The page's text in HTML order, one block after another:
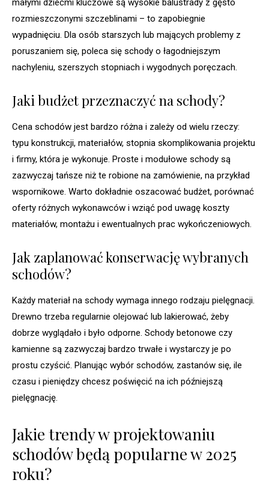
małymi dziećmi kluczowe są wysokie balustrady z gęsto
rozmieszczonymi szczeblinami – to zapobiegnie
wypadnięciu. Dla osób starszych lub mających problemy z
poruszaniem się, poleca się schody o łagodniejszym
nachyleniu, szerszych stopniach i wygodnych poręczach.
Jaki budżet przeznaczyć na schody?
Cena schodów jest bardzo różna i zależy od wielu rzeczy:
typu konstrukcji, materiałów, stopnia skomplikowania projektu
i firmy, która je wykonuje. Proste i modułowe schody są
zazwyczaj tańsze niż te robione na zamówienie, na przykład
wspornikowe. Warto dokładnie oszacować budżet, porównać
oferty różnych wykonawców i wziąć pod uwagę koszty
materiałów, montażu i ewentualnych prac wykończeniowych.
Jak zaplanować konserwację wybranych
schodów?
Każdy materiał na schody wymaga innego rodzaju pielęgnacji.
Drewno trzeba regularnie olejować lub lakierować, żeby
dobrze wyglądało i było odporne. Schody betonowe czy
kamienne są zazwyczaj bardzo trwałe i wystarczy je po
prostu czyścić. Planując wybór schodów, zastanów się, ile
czasu i pieniędzy chcesz poświęcić na ich późniejszą
pielęgnację.
Jakie trendy w projektowaniu
schodów będą popularne w 2025
roku?